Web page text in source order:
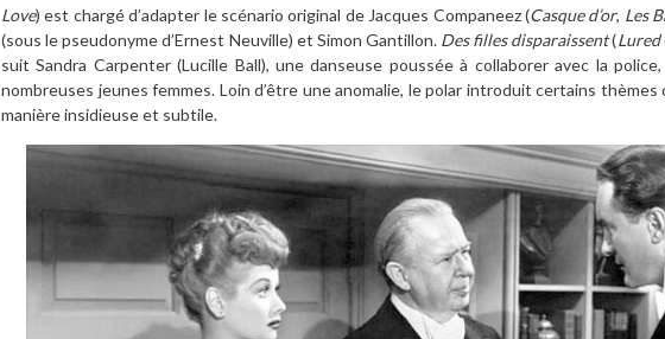
Love) est chargé d’adapter le scénario original de Jacques Companeez (Casque d’or, Les
(sous le pseudonyme d’Ernest Neuville) et Simon Gantillon. Des filles disparaissent(Lured
suit Sandra Carpenter (Lucille Ball), une danseuse poussée à collaborer avec la
nombreuses jeunes femmes. Loin d’être une anomalie, le polar introduit certains thèmes
manière insidieuse et subtile.